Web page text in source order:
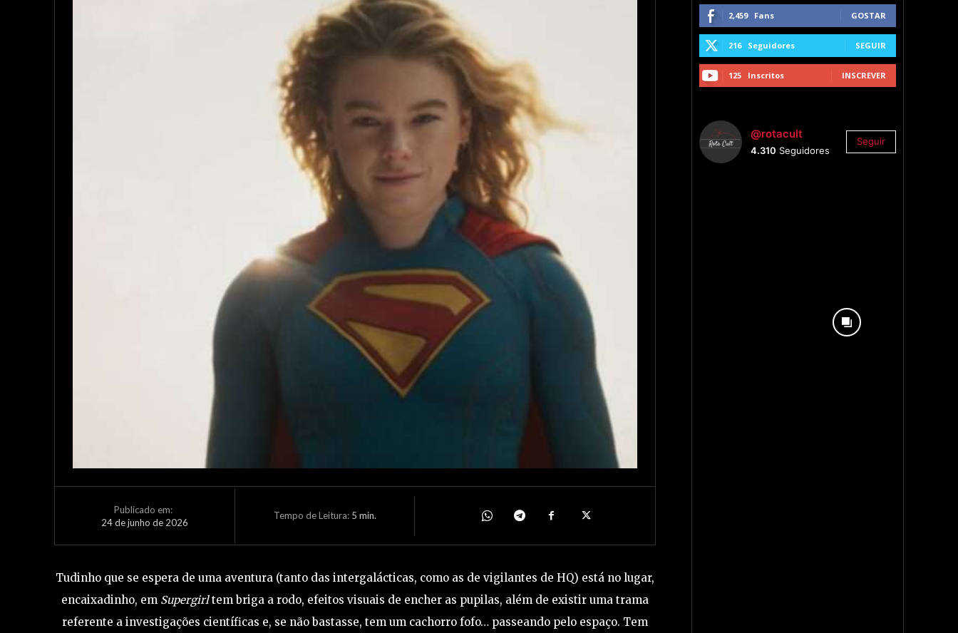
Publicado em:
24 de junho de 2026
Tempo de Leitura: 5 min.
Tudinho que se espera de uma aventura (tanto das intergalácticas, como as de vigilantes de HQ) está no lugar,
encaixadinho, em Supergirltem briga a rodo, efeitos visuais de encher as pupilas, além de existir uma trama
referente a investigações científicas e, se não bastasse, tem um cachorro fofo… passeando pelo espaço. Tem
2,459 Fans GOSTAR
216 Seguidores SEGUIR
125 Inscritos INSCREVER
@rotacult
4.310 Seguidores
Seguir